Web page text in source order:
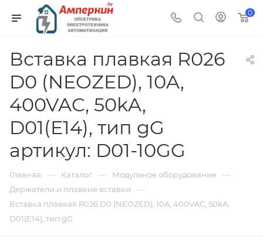
0
Вставка плавкая R026
D0 (NEOZED), 10A,
400VAC, 50kA,
D01(E14), тип gG
артикул: D01-10GG
Главная — Каталог — Модульное оборудование —
Держатели и плавкие вставки —
Вставка плавкая R026 D0 (NEOZED), 10A, 400VAC, 50kA,
D01(E14), тип gG